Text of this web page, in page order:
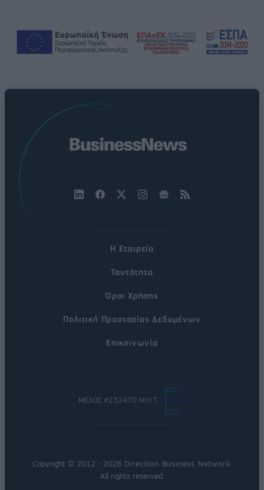
Η Εταιρεία
Ταυτότητα
Όροι Χρήσης
Πολιτική Προστασίας Δεδομένων
Επικοινωνία
ΜΕΛΟΣ #232470 Μ.Η.Τ.
Copyright © 2012 - 2026 Direction Business Network.
All rights reserved.